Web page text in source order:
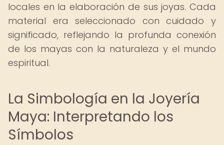
locales en la elaboración de sus joyas. Cada
material era seleccionado con cuidado y
significado, reflejando la profunda conexión
de los mayas con la naturaleza y el mundo
espiritual.
La Simbología en la Joyería
Maya: Interpretando los
Símbolos